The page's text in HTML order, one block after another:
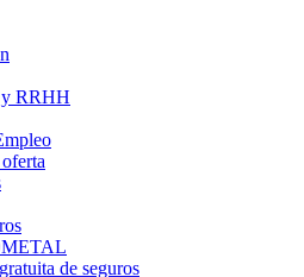
RRHH
de seguros